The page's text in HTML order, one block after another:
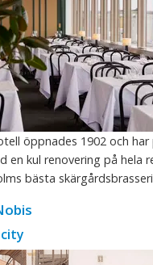
öppnades 1902 och
en kul renovering på hela
bästa skärgårdsbrasseri